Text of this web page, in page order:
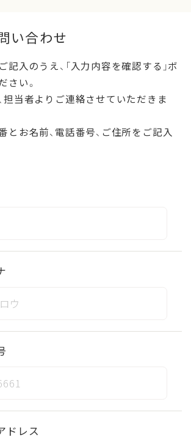
い合わせ
記入のうえ、「入力内容を確認する」ボ
さい。
担当者よりご連絡させていただきま
とお名前、電話番号、ご住所をご記入
ドレス